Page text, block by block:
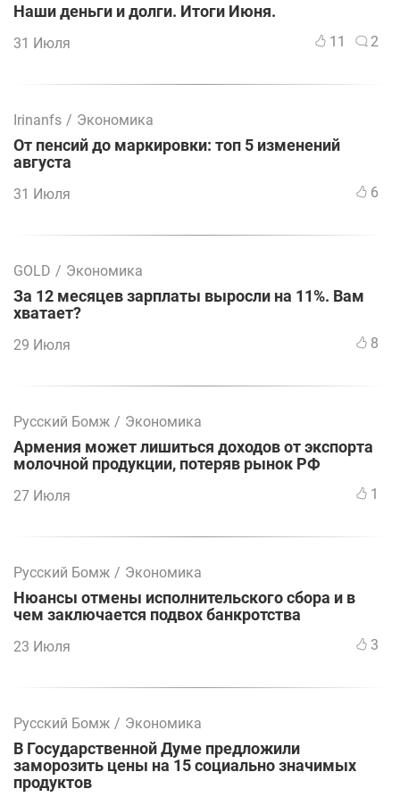
Наши деньги и долги. Итоги Июня.
31 Июля 11 2
Irinanfs / Экономика
От пенсий до маркировки: топ 5 изменений
августа
31 Июля 6
GOLD / Экономика
За 12 месяцев зарплаты выросли на 11%. Вам
хватает?
29 Июля 8
Русский Бомж / Экономика
Армения может лишиться доходов от экспорта
молочной продукции, потеряв рынок РФ
27 Июля 1
Русский Бомж / Экономика
Нюансы отмены исполнительского сбора и в
чем заключается подвох банкротства
23 Июля 3
Русский Бомж / Экономика
В Государственной Думе предложили
заморозить цены на 15 социально значимых
продуктов